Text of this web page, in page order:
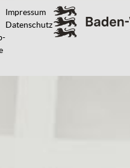
Impressum
Datenschutz